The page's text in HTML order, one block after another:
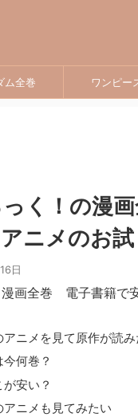
ム全巻 ワンピー
く！の漫
ニメのお試
日
ニメを見て原作が読
何巻？
安い？
ニメも見てみたい